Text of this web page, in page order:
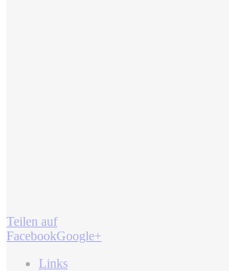
Teilen auf
FacebookGoogle+
Links